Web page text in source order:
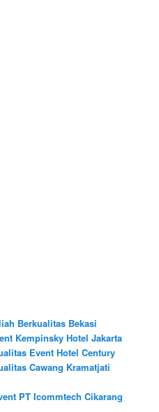
Berkualitas Bekasi
Kempinsky Hotel Jakarta
Event Hotel Century
Cawang Kramatjati
PT Icommtech Cikarang